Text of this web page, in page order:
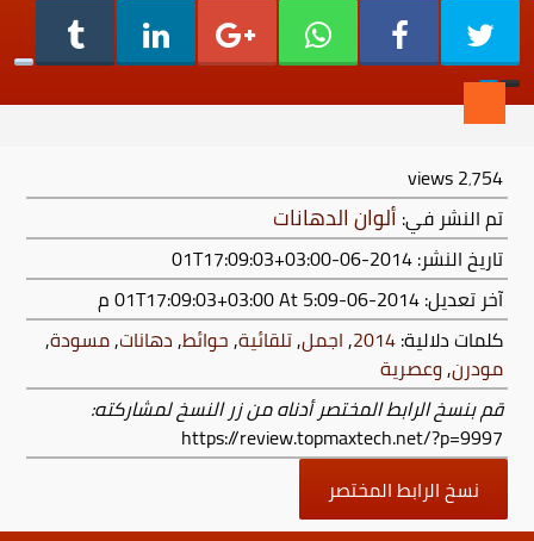
2٬754views
تم النشر في: ألوان الدهانات
تاريخ النشر: 2014-06-01T17:09:03+03:00
آخر تعديل:2014-06-01T17:09:03+03:00
At 5:09 م
كلمات دلالية:2014
,اجمل,تلقائية,حوائط,دهانات,مسودة,
مودرن,وعصرية
قم بنسخ الرابط المختصر أدناه من زر النسخ لمشاركته:
https://review.topmaxtech.net/?p=9997
نسخ الرابط المختصر